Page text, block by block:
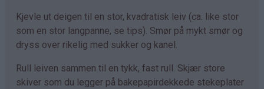
Kjevle ut deigen til en stor, kvadratisk leiv (ca. like stor
som en stor langpanne, se tips). Smør på mykt smør og
dryss over rikelig med sukker og kanel.
Rull leiven sammen til en tykk, fast rull. Skjær store
skiver som du legger på bakepapirdekkede stekeplater